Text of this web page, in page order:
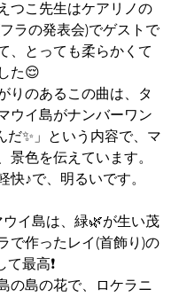
つこ先生はケアリノの
ラの発表会)でゲストで
、とっても柔らかくて
た😌
りのあるこの曲は、タ
ウイ島がナンバーワン
だ✨」という内容で、マ
景色を伝えています。
快♪で、明るいです。
イ島は、緑🌿が生い茂
で作ったレイ(首飾り)の
最高❗️
の島の花で、ロケラニ